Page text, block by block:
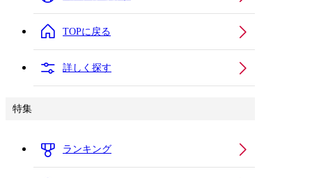
TOPに戻る
詳しく探す
特集
ランキング